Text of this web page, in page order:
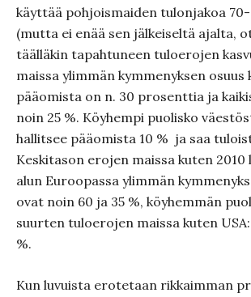
käyttää pohjoismaiden tulonjakoa
(mutta ei enää sen jälkeiseltä ajalta,
täälläkin tapahtuneen tuloerojen
maissa ylimmän kymmenyksen osuus
pääomista on n. 30 prosenttia ja
noin 25 %. Köyhempi puolisko
hallitsee pääomista 10 % ja saa
Keskitason erojen maissa kuten 2010
alun Euroopassa ylimmän
ovat noin 60 ja 35 %, köyhemmän
suurten tuloerojen maissa kuten
%.
Kun luvuista erotetaan rikkaimman